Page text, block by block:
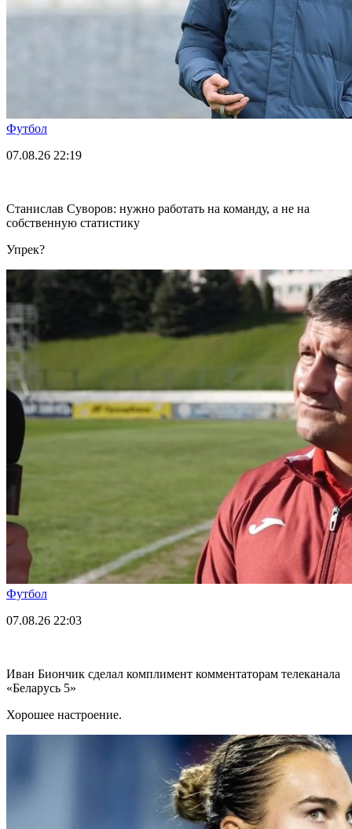
Футбол
07.08.26 22:19
Станислав Суворов: нужно работать на команду, а не на
собственную статистику
Упрек?
Футбол
07.08.26 22:03
Иван Биончик сделал комплимент комментаторам телеканала
«Беларусь 5»
Хорошее настроение.